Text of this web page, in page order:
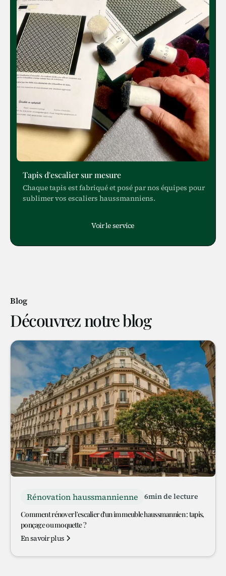
Tapis d'escalier sur mesure
Chaque tapis est fabriqué et posé par nos équipes pour
sublimer vos escaliers haussmanniens.
Voir le service
Blog
Découvrez notre blog
Rénovation haussmannienne 6min de lecture
Comment rénover l'escalier d'un immeuble haussmannien : tapis,
ponçage ou moquette ?
En savoir plus